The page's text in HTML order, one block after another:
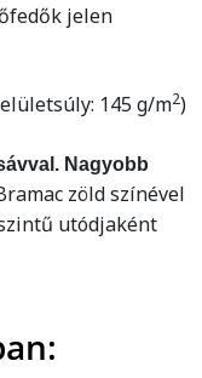
jelen
145 g/m2)
Nagyobb
zöld színével
utódjaként